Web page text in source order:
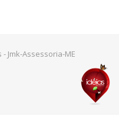
Jmk-Assessoria-ME